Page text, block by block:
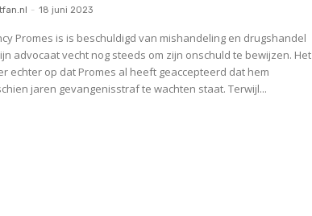
- 18 juni 2023
Promes is is beschuldigd van mishandeling en drugshandel
advocaat vecht nog steeds om zijn onschuld te bewijzen. Het
echter op dat Promes al heeft geaccepteerd dat hem
jaren gevangenisstraf te wachten staat. Terwijl...